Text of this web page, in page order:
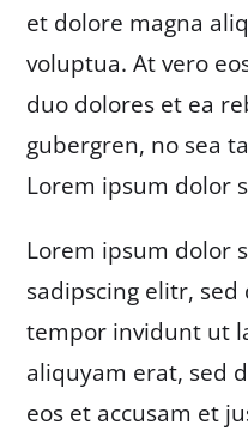
et dolore magna
voluptua. At vero
duo dolores et ea
gubergren, no sea
Lorem ipsum dolor
Lorem ipsum dolor
sadipscing elitr,
tempor invidunt ut
aliquyam erat, sed
eos et accusam et